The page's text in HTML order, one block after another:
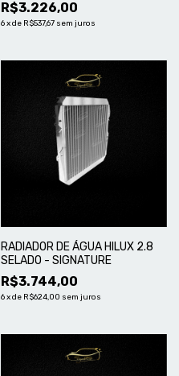
R$3.226,00
6xde R$537,67 sem juros
RADIADOR DE ÁGUA HILUX 2.8
SELADO - SIGNATURE
R$3.744,00
6xde R$624,00 sem juros